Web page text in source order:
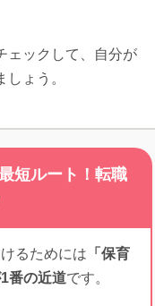
ェックして、自分が
ょう。
短ルート！転職
るためには 「保育
番の近道です。